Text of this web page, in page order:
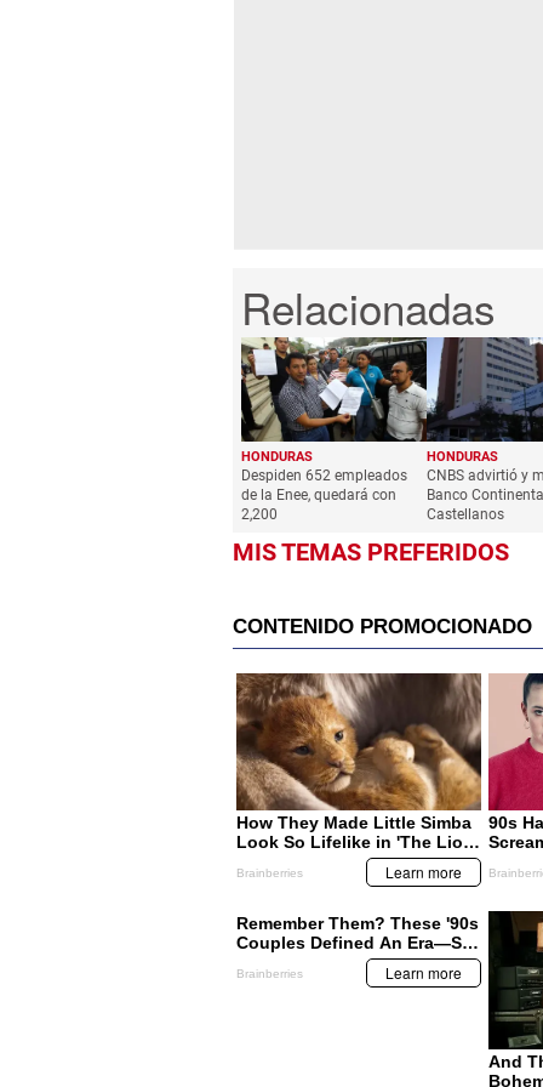
HONDURAS
Despiden 652 empleados
de la Enee, quedará con
2,200
HONDURAS
CNBS advirtió y
Banco
Castellanos
MIS TEMAS PREFERIDOS